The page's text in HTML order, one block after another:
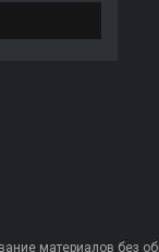
материалов без